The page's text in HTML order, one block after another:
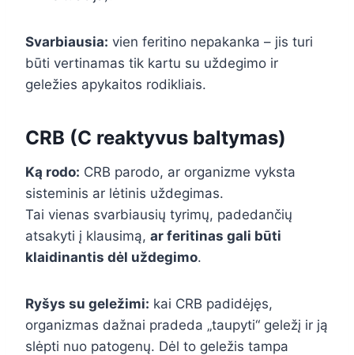
Svarbiausia: vien feritino nepakanka – jis turi
būti vertinamas tik kartu su uždegimo ir
geležies apykaitos rodikliais.
CRB (C reaktyvus baltymas)
Ką rodo: CRB parodo, ar organizme vyksta
sisteminis ar lėtinis uždegimas.
Tai vienas svarbiausių tyrimų, padedančių
atsakyti į klausimą, ar feritinas gali būti
klaidinantis dėl uždegimo.
Ryšys su geležimi: kai CRB padidėjęs,
organizmas dažnai pradeda „taupyti“ geležį ir ją
slėpti nuo patogenų. Dėl to geležis tampa